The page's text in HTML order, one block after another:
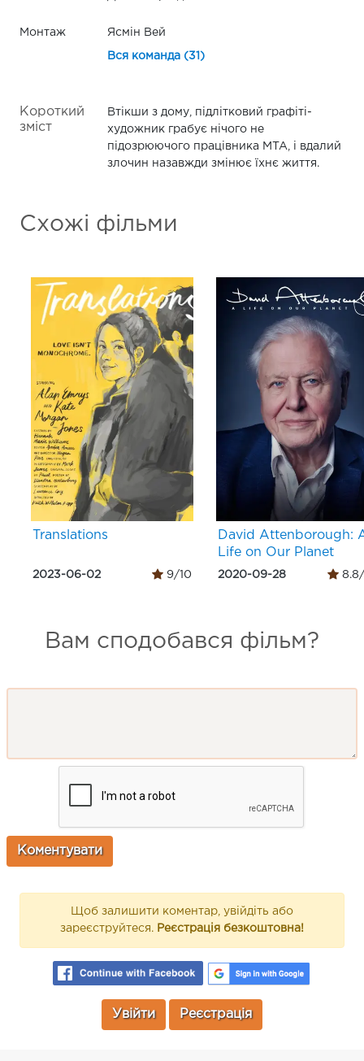
Монтаж Ясмін Вей
Вся команда (31)
Короткий
зміст
Втікши з дому, підлітковий графіті-
художник грабує нічого не
підозрюючого працівника MTA, і вдалий
злочин назавжди змінює їхнє життя.
Схожі фільми
Translations
2023-06-02 9/10
David Attenborough:
Life on Our Planet
2020-09-28 8.8/
Вам сподобався фільм?
Щоб залишити коментар, увійдіть або
зареєструйтеся. Реєстрація безкоштовна!
Увійти Реєстрація